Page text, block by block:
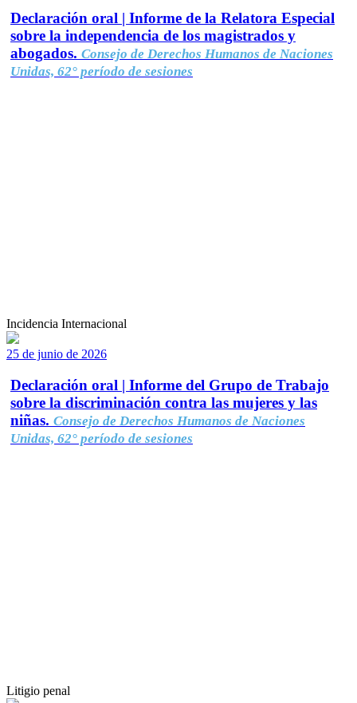
Declaración oral | Informe de la Relatora Especial
sobre la independencia de los magistrados y
abogados. Consejo de Derechos Humanos de Naciones
Unidas, 62° período de sesiones
Incidencia Internacional
25 de junio de 2026
Declaración oral | Informe del Grupo de Trabajo
sobre la discriminación contra las mujeres y las
niñas. Consejo de Derechos Humanos de Naciones
Unidas, 62° período de sesiones
Litigio penal